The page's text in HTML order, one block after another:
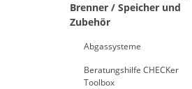
Brenner / Speicher und
Zubehör
Abgassysteme
Beratungshilfe CHECKer
Toolbox